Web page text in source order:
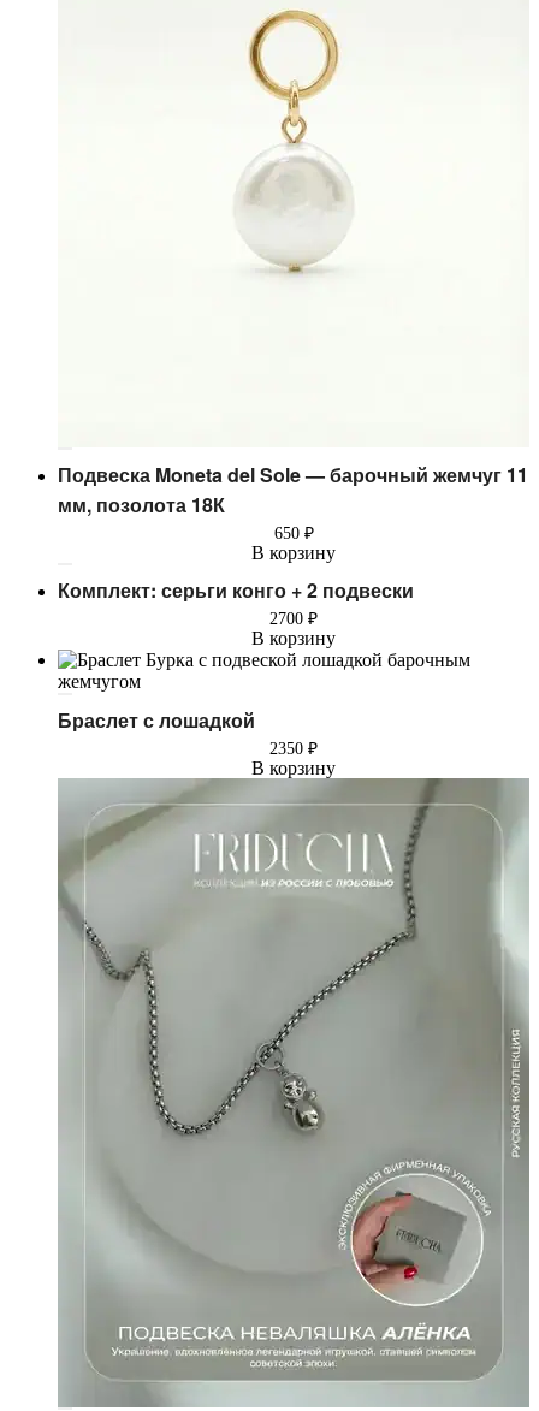
Подвеска Moneta del Sole — барочный жемчуг 11
мм, позолота 18К
650 ₽
В корзину
Комплект: серьги конго + 2 подвески
2700 ₽
В корзину
Браслет с лошадкой
2350 ₽
В корзину